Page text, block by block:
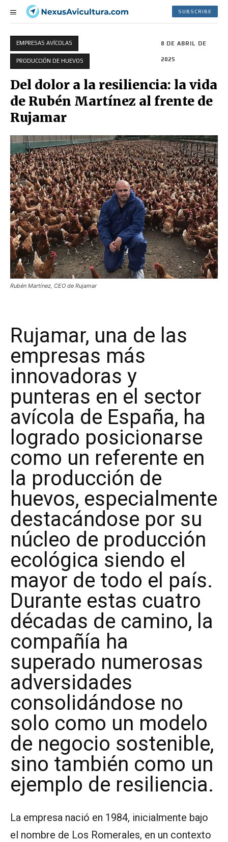
SUBSCRIBE
EMPRESAS AVÍCOLAS
PRODUCCIÓN DE HUEVOS
8 DE ABRIL DE
2025
Del dolor a la resiliencia: la vida
de Rubén Martínez al frente de
Rujamar
Rubén Martínez, CEO de Rujamar
Rujamar, una de las
empresas más
innovadoras y
punteras en el sector
avícola de España, ha
logrado posicionarse
como un referente en
la producción de
huevos, especialmente
destacándose por su
núcleo de producción
ecológica siendo el
mayor de todo el país.
Durante estas cuatro
décadas de camino, la
compañía ha
superado numerosas
adversidades
consolidándose no
solo como un modelo
de negocio sostenible,
sino también como un
ejemplo de resiliencia.
La empresa nació en 1984, inicialmente bajo
el nombre de Los Romerales, en un contexto